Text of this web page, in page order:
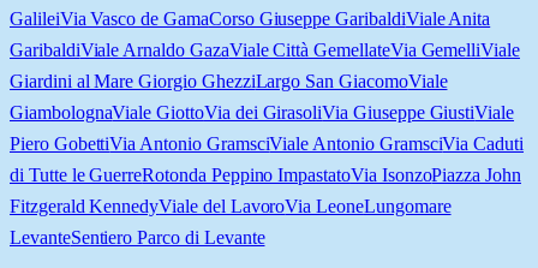
GalileiVia Vasco de GamaCorso Giuseppe GaribaldiViale Anita
GaribaldiViale Arnaldo GazaViale Città GemellateVia GemelliViale
Giardini al Mare Giorgio GhezziLargo San GiacomoViale
GiambolognaViale GiottoVia dei GirasoliVia Giuseppe GiustiViale
Piero GobettiVia Antonio GramsciViale Antonio GramsciVia Caduti
di Tutte le GuerreRotonda Peppino ImpastatoVia IsonzoPiazza John
Fitzgerald KennedyViale del LavoroVia LeoneLungomare
LevanteSentiero Parco di Levante